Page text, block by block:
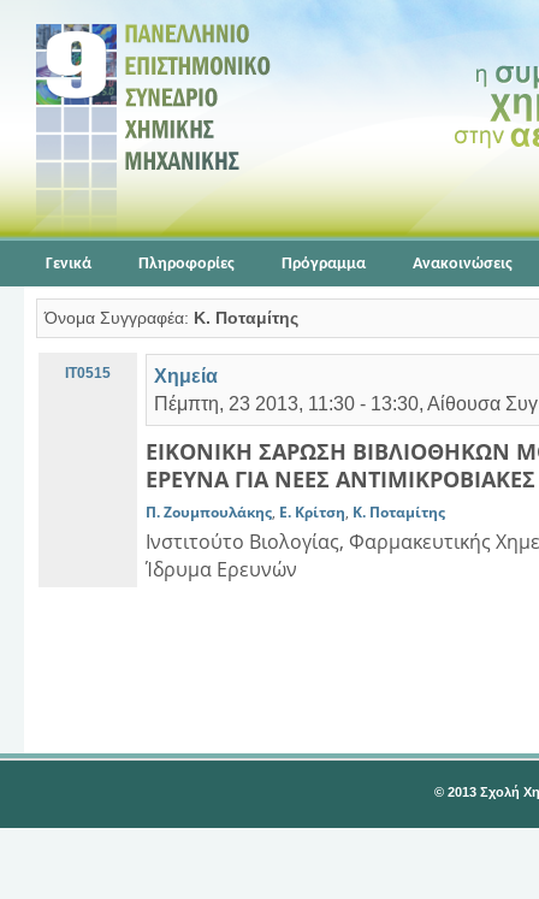
Γενικά Πληροφορίες Πρόγραμμα Ανακοινώσεις
Όνομα Συγγραφέα: Κ. Ποταμίτης
ΙΤ0515
Χημεία
Πέμπτη, 23 2013, 11:30 - 13:30, Αίθουσα
ΕΙΚΟΝΙΚΗ ΣΑΡΩΣΗ ΒΙΒΛΙΟΘΗΚΩΝ
ΕΡΕΥΝΑ ΓΙΑ ΝΕΕΣ
Π. Ζουμπουλάκης, E. Κρίτση, Κ. Ποταμίτης
Ινστιτούτο Βιολογίας, Φαρμακευτικής
Ίδρυμα Ερευνών
© 2013 Σχολή